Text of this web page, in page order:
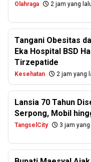
Olahraga 2 jam yang
Tangani Obesitas
Eka Hospital BSD
Tirzepatide
Kesehatan 2 jam yang
Lansia 70 Tahun
Serpong, Mobil
TangselCity 3 jam yang